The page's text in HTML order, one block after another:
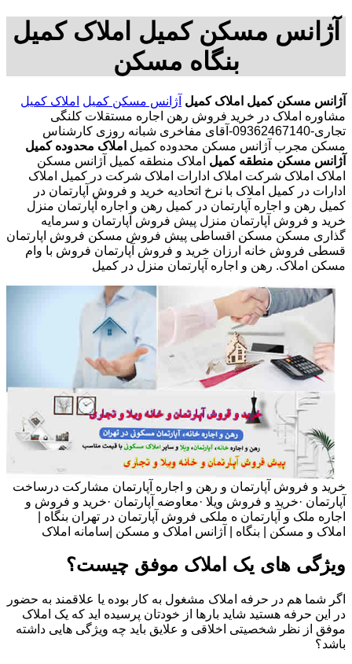
آژانس مسکن کمیل املاک کمیل
بنگاه مسکن
آژانس مسکن کمیل املاک کمیل آژانس مسکن کمیل املاک کمیل
مشاوره املاک در خرید فروش رهن اجاره مستقلات کلنگی
تجاری-09362467140-آقای مفاخری شبانه روزی کارشناس
مسکن مجرب آژانس مسکن محدوده کمیل املاک محدوده کمیل
آژانس مسکن منطقه کمیل املاک منطقه کمیل آژانس مسکن
املاک املاک شرکت املاک ادارات املاک شرکت در کمیل املاک
ادارات در کمیل املاک با نرخ اتحادیه خرید و فروش آپارتمان در
کمیل رهن و اجاره آپارتمان در کمیل رهن و اجاره آپارتمان منزل
خرید و فروش آپارتمان منزل پیش فروش آپارتمان و سرمایه
گذاری مسکن مسکن اقساطی پیش فروش مسکن فروش اپارتمان
قسطی فروش خانه ارزان خرید و فروش آپارتمان فروش با وام
مسکن املاک. رهن و اجاره آپارتمان منزل در کمیل
خرید و فروش آپارتمان و رهن و اجاره آپارتمان مشارکت درساخت
آپارتمان ·خرید و فروش ویلا ·معاوضه آپارتمان ·خرید و فروش و
اجاره ملک و آپارتمان ه ملکی فروش آپارتمان در تهران بنگاه |
املاک و مسکن | بنگاه | آژانس املاک و مسکن |سامانه املاک
ویژگی های یک املاک موفق چیست؟
اگر شما هم در حرفه املاک مشغول به کار بوده یا علاقمند به حضور
در این حرفه هستید شاید بارها از خودتان پرسیده اید که یک املاک
موفق از نظر شخصیتی اخلاقی و علایق باید چه ویژگی هایی داشته
باشد؟